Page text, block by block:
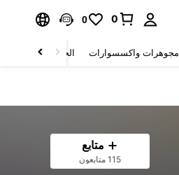
0
0
مجوهرات واكسسوارات الحقائب والأمتعة
متابع
115 متابعون